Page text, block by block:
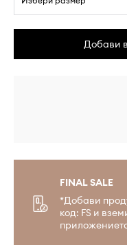
Добави
FINAL SALE
*Добави
код: FS и